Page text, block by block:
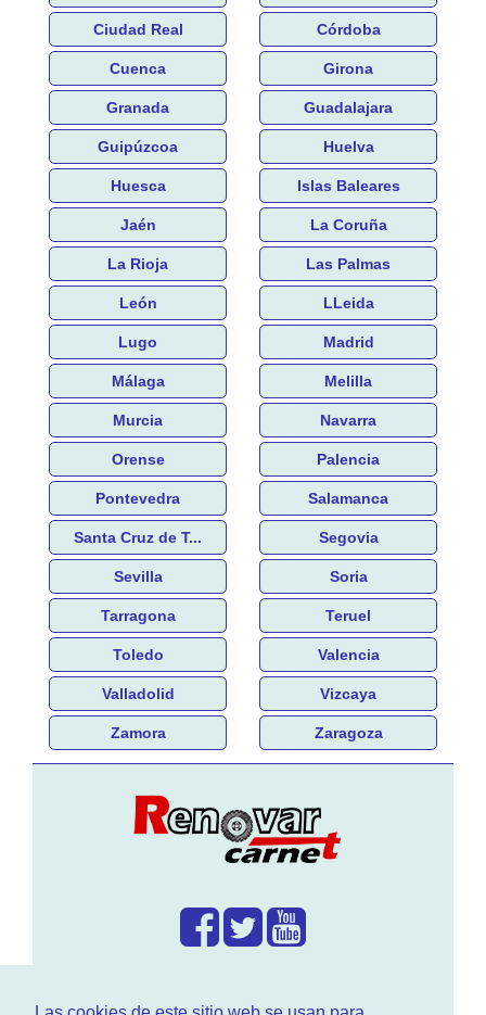
Ciudad Real Córdoba
Cuenca Girona
Granada Guadalajara
Guipúzcoa Huelva
Huesca Islas Baleares
Jaén La Coruña
La Rioja Las Palmas
León LLeida
Lugo Madrid
Málaga Melilla
Murcia Navarra
Orense Palencia
Pontevedra Salamanca
Santa Cruz de T... Segovia
Sevilla Soria
Tarragona Teruel
Toledo Valencia
Valladolid Vizcaya
Zamora Zaragoza